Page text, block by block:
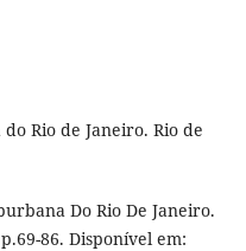
Rio de Janeiro. Rio de
Do Rio De Janeiro.
86. Disponível em: